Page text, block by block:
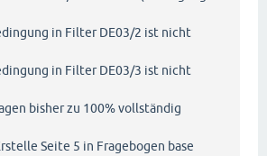
in Filter DE03/2 ist nicht
in Filter DE03/3 ist nicht
bisher zu 100% vollständig
Seite 5 in Fragebogen base